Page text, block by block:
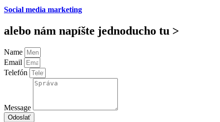
Social media marketing
alebo nám napíšte jednoducho tu >
Name
Email
Telefón
Message
Odoslať